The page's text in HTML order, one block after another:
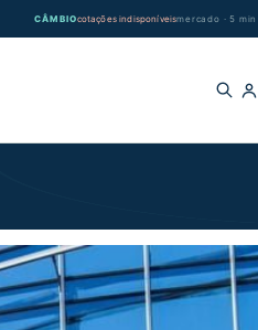
CÂMBIOcotações indisponíveismercado · 5 min
Buscar
site